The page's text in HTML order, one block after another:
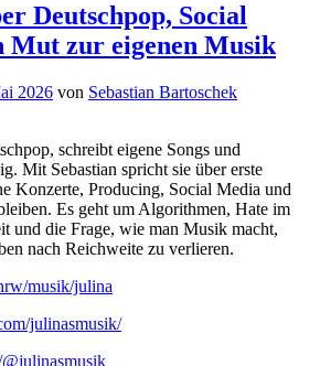
Deutschpop, Social
Mut zur eigenen Musik
2026 von Sebastian Bartoschek
schreibt eigene Songs und
Mit Sebastian spricht sie über erste
Konzerte, Producing, Social Media und
Es geht um Algorithmen, Hate im
und die Frage, wie man Musik macht,
nach Reichweite zu verlieren.
musik/julina
julinasmusik/